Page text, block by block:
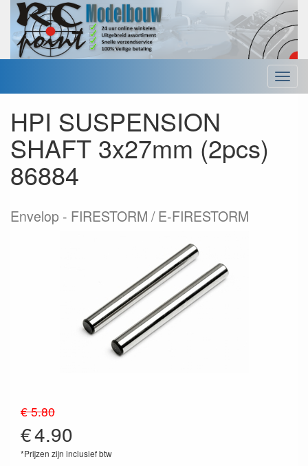
Menu
HPI SUSPENSION
SHAFT 3x27mm (2pcs)
86884
Envelop FIRESTORM / E-FIRESTORM
€ 5.80
€4.90
*Prijzen zijn inclusief btw